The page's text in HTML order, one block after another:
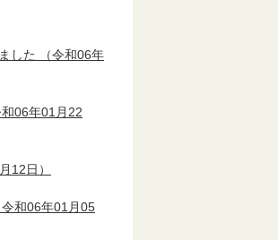
した
（令和06年
和06年01月22
12日）
令和06年01月05